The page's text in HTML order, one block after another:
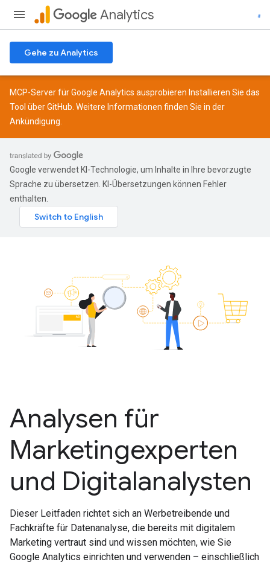
Analytics
Gehe zu Analytics
MCP-Server für Google Analytics ausprobieren Installieren Sie das
Tool überGitHub . Weitere Informationen finden Sie in der
Ankündigung
Google verwendet KI-Technologie, um Inhalte in Ihre bevorzugte
Sprache zu übersetzen. KI-Übersetzungen können Fehler
enthalten.
Analysen für
Marketingexperten
und Digitalanalysten
Dieser Leitfaden richtet sich an Werbetreibende und
Fachkräfte für Datenanalyse, die bereits mit digitalem
Marketing vertraut sind und wissen möchten, wie Sie
Google Analytics einrichten und verwenden – einschließlich